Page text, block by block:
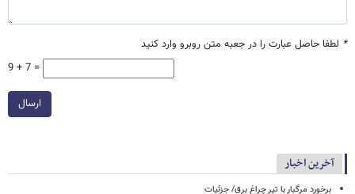
* لطفا حاصل عبارت را در جعبه متن روبرو وارد کنید
9 + 7 =
ارسال
آخرین اخبار
برخورد مرگبار با تیر چراغ برق/ جزئیات